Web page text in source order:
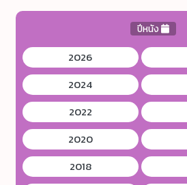
ปีหนัง
2026
2024
2022
2020
2018